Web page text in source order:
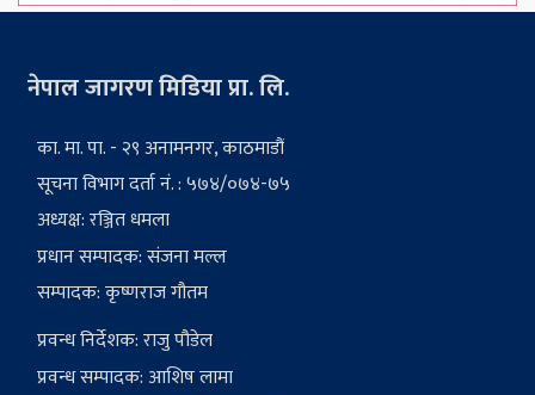
नेपाल जागरण मिडिया प्रा. लि.
का. मा. पा. - २९ अनामनगर, काठमाडौं
सूचना विभाग दर्ता नं. : ५७४/०७४-७५
अध्यक्ष: रञ्जित धमला
प्रधान सम्पादक: संजना मल्ल
सम्पादक: कृष्णराज गौतम
प्रवन्ध निर्देशक: राजु पौडेल
प्रवन्ध सम्पादक: आशिष लामा